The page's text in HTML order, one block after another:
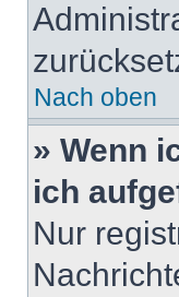
Nach oben
» Wenn
ich
Nur